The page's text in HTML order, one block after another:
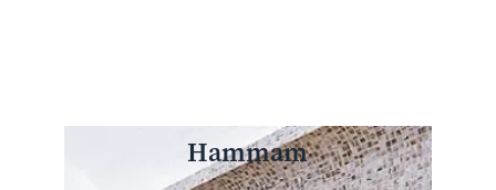
Hammam